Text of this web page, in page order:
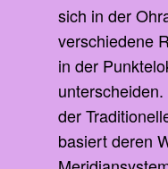
sich in der
verschiedene
in der
der
basiert deren